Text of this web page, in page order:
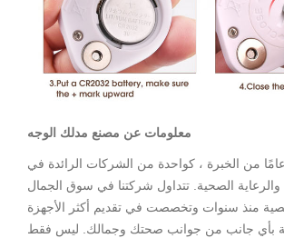
معلومات عن مصنع مدلك الوجه
مع أكثر من 12 عامًا من الخبرة ، كواحدة من الشركات الرائدة في
والرعاية الصحية. تتداول شركتنا في سوق الجمال
منذ سنوات وتخصصت في تقديم أكثر الأجهزة
بأي جانب من جوانب صحتك وجمالك. ليس فقط